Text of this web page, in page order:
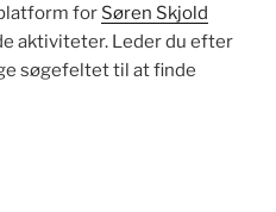
for Søren Skjold
aktiviteter. Leder du efter
søgefeltet til at finde